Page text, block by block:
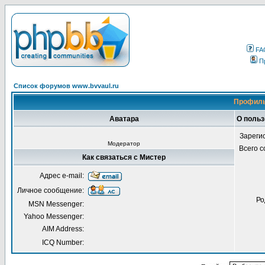
Список форумов www.bvvaul.ru
Аватара О
Модератор
Всего
Как связаться с Мистер
Адрес e-mail:
Личное сообщение:
MSN Messenger:
Yahoo Messenger:
AIM Address:
ICQ Number: